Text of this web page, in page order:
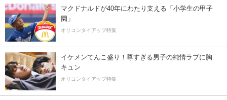
マクドナルドが40年にわたり支える「小学生の甲子
園」
オリコンタイアップ特集
イケメンてんこ盛り！尊すぎる男子の純情ラブに胸
キュン
オリコンタイアップ特集